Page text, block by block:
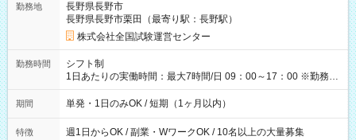
例】 ・河合塾模擬試験 8:30～17:30（休憩1時間） 時給1,300円
×8時間＝日収10,400円＋交通費 ※当日の役割により時給＋100
円の場合あり ・国家試験 7:00～13:30（休憩なし） 時給1,300
円（役割手当＋100円）×6時間＝日収8,400円＋交通費 【試用期
間】試用期間なし
勤務地
長野県長野市
長野県長野市栗田（最寄り駅：長野駅）
株式会社全国試験運営センター
勤務時間
シフト制
1日あたりの実働時間：最大7時間/日 09：00～17：00 ※勤務時
間は 試験により異なります。
期間 単発・1日のみOK / 短期（1ヶ月以内）
特徴 週1日からOK / 副業・WワークOK / 10名以上の大量募集